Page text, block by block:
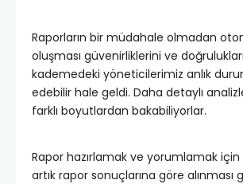
Raporların bir müdahale olmadan
oluşması güvenirliklerini ve
kademedeki yöneticilerimiz anlık
edebilir hale geldi. Daha detaylı
farklı boyutlardan bakabiliyorlar.
Rapor hazırlamak ve yorumlamak
artık rapor sonuçlarına göre alınması